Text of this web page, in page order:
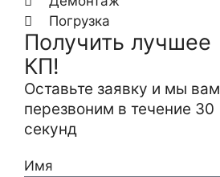
Погрузка
Получить лучшее
КП!
Оставьте заявку и мы вам
перезвоним в течение 30
секунд
Имя